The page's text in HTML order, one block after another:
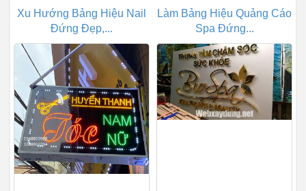
Xu Hướng Bảng Hiệu Nail
Đứng Đẹp,...
Làm Bảng Hiệu Quảng Cáo
Spa Đứng...